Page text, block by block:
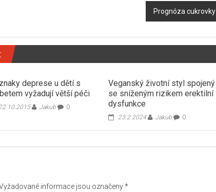
Prognóza cukrovky
deprese u dětí s
vyžadují větší péči
22.10.2015 Jakub 0
Veganský životní styl spojený
se sníženým rizikem erektilní
dysfunkce
23.2.2024 Jakub 0
informace jsou označeny*